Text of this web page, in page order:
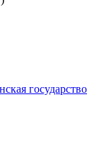
государство